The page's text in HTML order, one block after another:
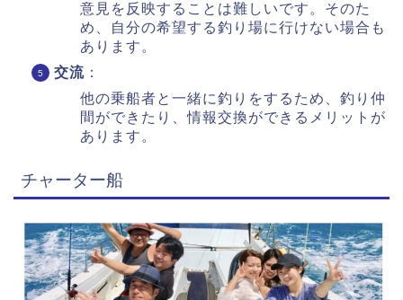
意見を反映することは難しいです。そのた
め、自分の希望する釣り場に行けない場合も
あります。
交流 ：
他の乗船者と一緒に釣りをするため、釣り仲
間ができたり、情報交換ができるメリットが
あります。
チャーター船